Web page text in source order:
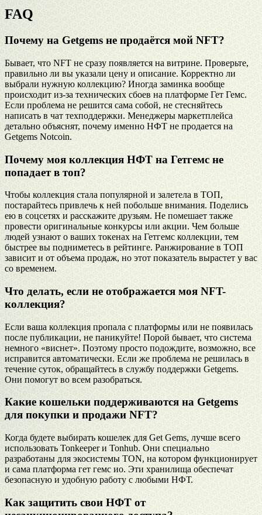
FAQ
Почему на Getgems не продаётся мой NFT?
Бывает, что NFT не сразу появляется на витрине. Проверьте,
правильно ли вы указали цену и описание. Корректно ли
выбрали нужную коллекцию? Иногда заминка вообще
происходит из-за технических сбоев на платформе Гет Гемс.
Если проблема не решится сама собой, не стесняйтесь
написать в чат техподдержки. Менеджеры маркетплейса
детально объяснят, почему именно НФТ не продается на
Getgems Notcoin.
Почему моя коллекция НФТ на Гетгемс не
попадает в топ?
Чтобы коллекция стала популярной и залетела в ТОП,
постарайтесь привлечь к ней побольше внимания. Поделись
ею в соцсетях и расскажите друзьям. Не помешает также
провести оригинальные конкурсы или акции. Чем больше
людей узнают о ваших токенах на Гетгемс коллекции, тем
быстрее вы подниметесь в рейтинге. Ранжирование в ТОП
зависит и от объема продаж, но этот показатель вырастет у вас
со временем.
Что делать, если не отображается моя NFT-
коллекция?
Если ваша коллекция пропала с платформы или не появилась
после публикации, не паникуйте! Порой бывает, что система
немного «виснет». Поэтому просто подождите, возможно, все
исправится автоматически. Если же проблема не решилась в
течение суток, обращайтесь в службу поддержки Getgems.
Они помогут во всем разобраться.
Какие кошельки поддерживаются на Getgems
для покупки и продажи NFT?
Когда будете выбирать кошелек для Get Gems, лучше всего
использовать Tonkeeper и Tonhub. Они специально
разработаны для экосистемы TON, на котором функционирует
и сама платформа гет гемс ио. Эти хранилища обеспечат
безопасную и удобную работу с любыми НФТ.
Как защитить свои НФТ от